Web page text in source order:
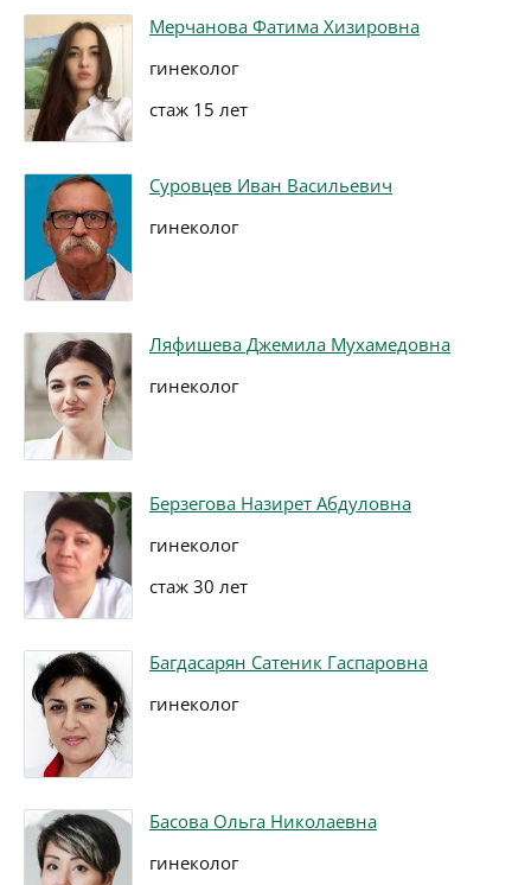
Мерчанова Фатима Хизировна
гинеколог
стаж 15 лет
Суровцев Иван Васильевич
гинеколог
Ляфишева Джемила Мухамедовна
гинеколог
Берзегова Назирет Абдуловна
гинеколог
стаж 30 лет
Багдасарян Сатеник Гаспаровна
гинеколог
Басова Ольга Николаевна
гинеколог